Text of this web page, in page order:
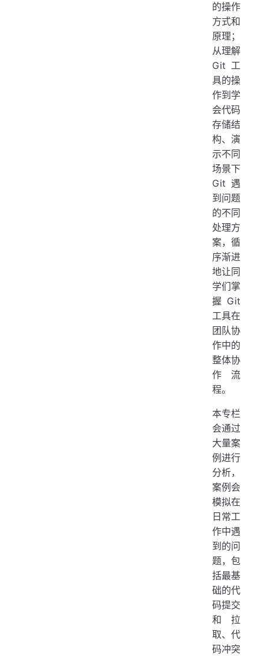
的操作
方式和
原理；
从理解
Git 工
具的操
作到学
会代码
存储结
构、演
示不同
场景下
Git 遇
到问题
的不同
处理方
案，循
序渐进
地让同
学们掌
握 Git
工具在
团队协
作中的
整体协
作流
程。
本专栏
会通过
大量案
例进行
分析，
案例会
模拟在
日常工
作中遇
到的问
题，包
括最基
础的代
码提交
和拉
取、代
码冲突